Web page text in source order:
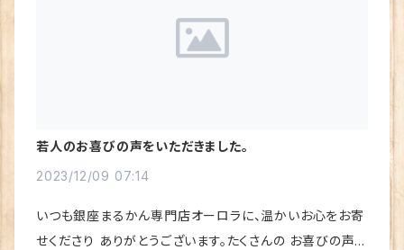
若人のお喜びの声をいただきました。
2023/12/09 07:14
いつも銀座まるかん専門店オーロラに、温かいお心をお寄
せくださり ありがとうございます。たくさんの お喜びの声を